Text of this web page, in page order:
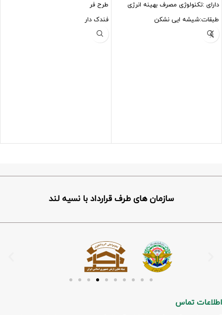
دارای :تکنولوژی مصرف بهینه انرژی
طبقات:شیشه ایی نشکن
دارای:صفحه منوی تاچ
طرح فر
فندک دار
با ترموکوبل
سازمان های طرف قرارداد با نسیه لند
اطلاعات تماس